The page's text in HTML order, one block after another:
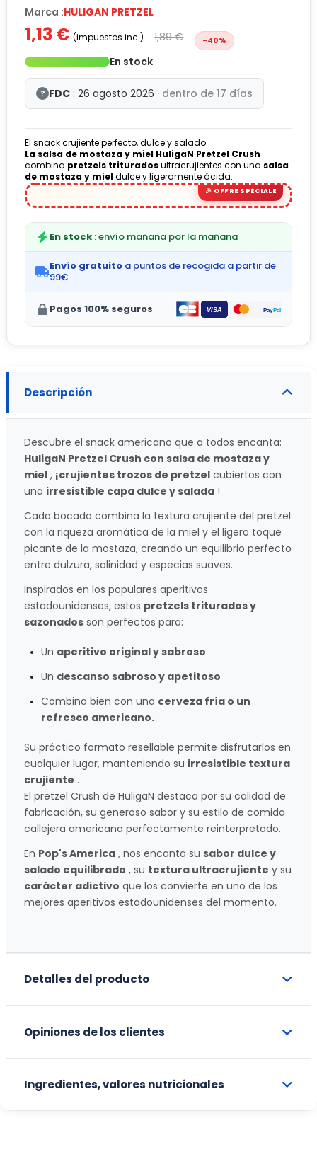
Marca :HULIGAN PRETZEL
1,13 € (impuestos inc.) 1,89 € -40%
En stock
? FDC : 26 agosto 2026 · dentro de 17 días
El snack crujiente perfecto, dulce y salado.
La salsa de mostaza y miel HuligaN Pretzel Crush
combina pretzels trituradosultracrujientes con una salsa
de mostaza y mieldulce y ligeramente ácida.
En stock : envío mañana por la mañana
Envío gratuito a puntos de recogida a partir de
99€
Pagos 100% seguros
Descripción
Descubre el snack americano que a todos encanta:
HuligaN Pretzel Crush con salsa de mostaza y
miel , ¡crujientes trozos de pretzel cubiertos con
una irresistible capa dulce y salada !
Cada bocado combina la textura crujiente del pretzel
con la riqueza aromática de la miel y el ligero toque
picante de la mostaza, creando un equilibrio perfecto
entre dulzura, salinidad y especias suaves.
Inspirados en los populares aperitivos
estadounidenses, estos pretzels triturados y
sazonados son perfectos para:
Un aperitivo original y sabroso
Un descanso sabroso y apetitoso
Combina bien con una cerveza fría o un
refresco americano.
Su práctico formato resellable permite disfrutarlos en
cualquier lugar, manteniendo su irresistible textura
crujiente .
El pretzel Crush de HuligaN destaca por su calidad de
fabricación, su generoso sabor y su estilo de comida
callejera americana perfectamente reinterpretado.
En Pop's America , nos encanta su sabor dulce y
salado equilibrado , su textura ultracrujiente y su
carácter adictivo que los convierte en uno de los
mejores aperitivos estadounidenses del momento.
Detalles del producto
Opiniones de los clientes
Ingredientes, valores nutricionales